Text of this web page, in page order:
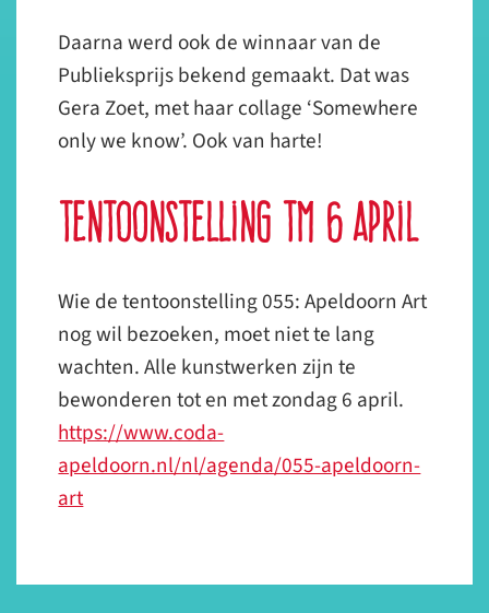
Daarna werd ook de winnaar van de
Publieksprijs bekend gemaakt. Dat was
Gera Zoet, met haar collage ‘Somewhere
only we know’. Ook van harte!
Tentoonstelling tm 6 april
Wie de tentoonstelling 055: Apeldoorn Art
nog wil bezoeken, moet niet te lang
wachten. Alle kunstwerken zijn te
bewonderen tot en met zondag 6 april.
https://www.coda-
apeldoorn.nl/nl/agenda/055-apeldoorn-
art